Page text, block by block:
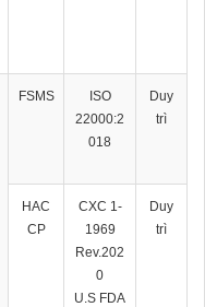
FSMS
ISO
22000:2
018
Duy
trì
HAC
CP
CXC 1-
1969
Rev.202
0
U.S FDA
Duy
trì